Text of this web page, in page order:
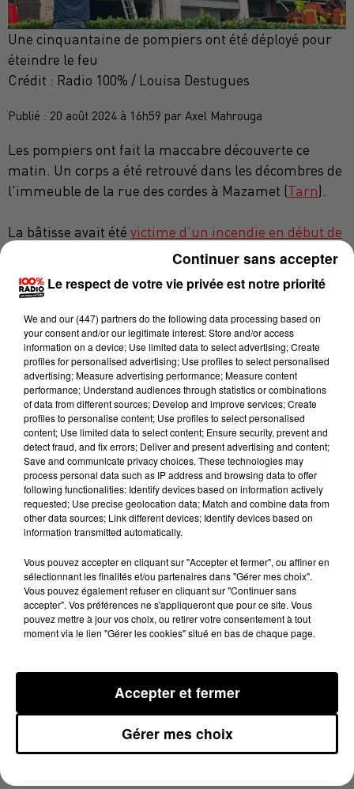
Une cinquantaine de pompiers ont été déployé pour
éteindre le feu
Crédit : Radio 100% / Louisa Destugues
Publié : 20 août 2024 à 16h59 par Axel Mahrouga
Les pompiers ont fait la maccabre découverte ce
matin. Un corps a été retrouvé dans les décombres de
l'immeuble de la rue des cordes à Mazamet (Tarn).
La bâtisse avait été victime d'un incendie en début de
. 53 soldats du feu et 4 lances a
flammes. Une opération rendue délicate par la
configuration des lieux, avec des appartements
mitoyens aux flammes.
Lors de leur intervention, les secours avaient indiqué
qu'aucune personne n'était présente dans
l'habitation au moment du sinistre. Cet après-midi,
le parquet de Castres confirme cependant qu'un
cadavre a été retrouvé. Une enquête pour connaitre
les causes exactes de la mort est ouverte et confiée au
commissariat de Mazamet. L'origine de l'incendie
n'est pour l'instant pas connu.
ACTUALITÉS ARIÈGE ACTUALITÉS
8h31
Au pied du mont Valier, en Ariège, une
HAUTE-GARONNE
Éclipse solaire du 12 août : Toulouse aux
Le respect de votre vie privée est notre priorité
We and our (447) partnersdo the following data processing based on
your consent and/or our legitimate interest: Store and/or access
information on a device; Use limited data to select advertising; Create
profiles for personalised advertising; Use profiles to select personalised
advertising; Measure advertising performance; Measure content
performance; Understand audiences through statistics or combinations
of data from different sources; Develop and improve services; Create
profiles to personalise content; Use profiles to select personalised
content; Use limited data to select content; Ensure security, prevent and
detect fraud, and fix errors; Deliver and present advertising and content;
Save and communicate privacy choices. These technologies may
process personal data such as IP address and browsing data to offer
following functionalities: Identify devices based on information actively
requested; Use precise geolocation data; Match and combine data from
other data sources; Link different devices; Identify devices based on
information transmitted automatically.
Vous pouvez accepter en cliquant sur "Accepter et fermer", ou affiner en
sélectionnant les finalités et/ou partenaires dans "Gérer mes choix".
Vous pouvez également refuser en cliquant sur "Continuer sans
accepter". Vos préférences ne s'appliqueront que pour ce site. Vous
pouvez mettre à jour vos choix, ou retirer votre consentement à tout
moment via le lien "Gérer les cookies" situé en bas de chaque page.
Gérer mes choix
Accepter et fermer
Continuer sans accepter